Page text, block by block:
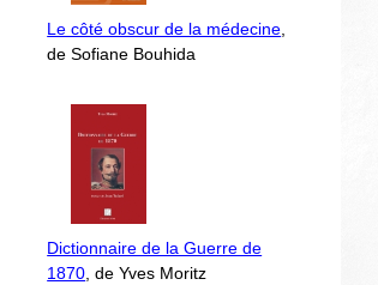
Le côté obscur de la médecine,
de Sofiane Bouhida
Dictionnaire de la Guerre de
1870, de Yves Moritz